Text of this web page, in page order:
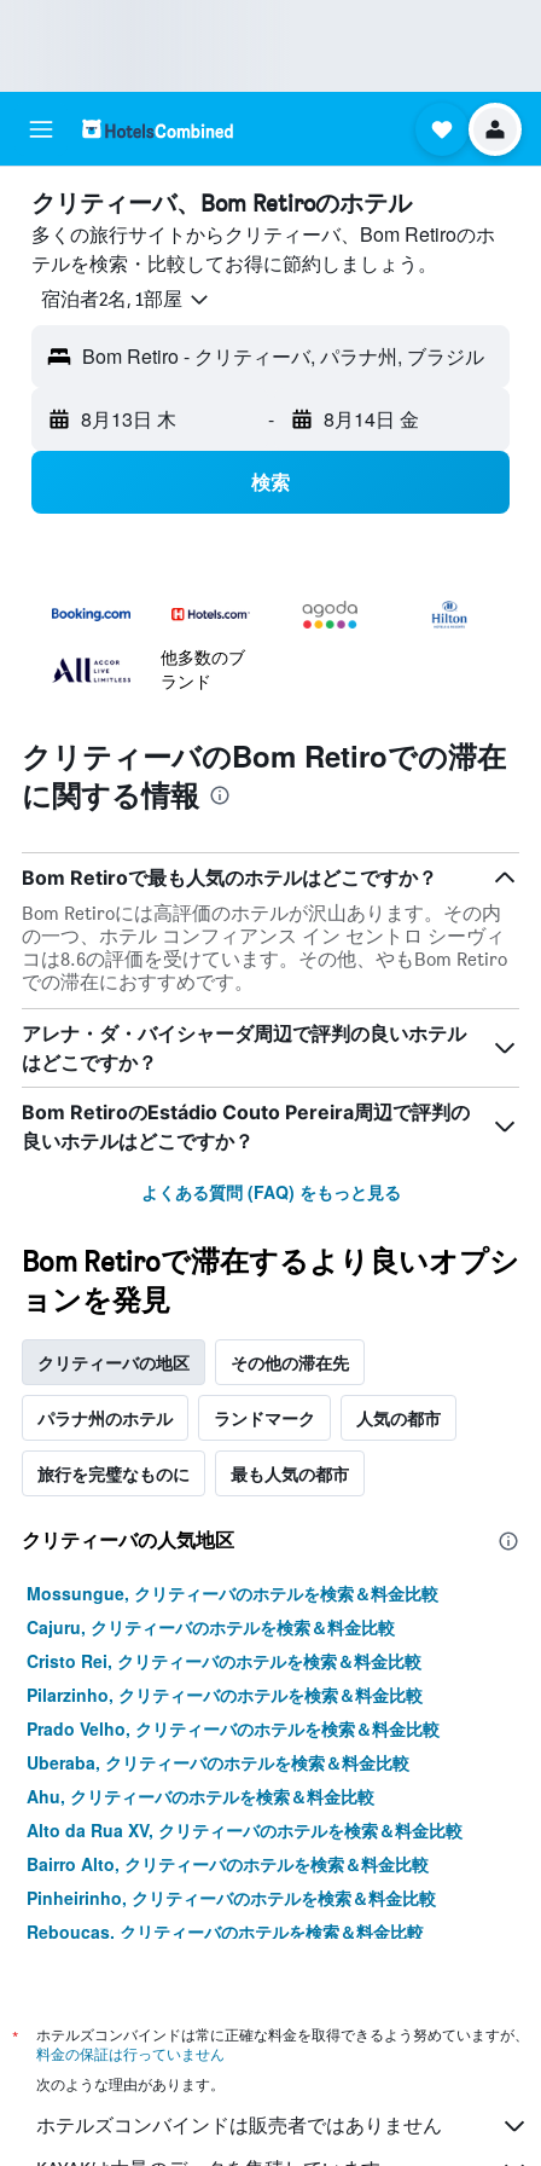
クリティーバ、Bom Retiroのホテル
多くの旅行サイトからクリティーバ、Bom Retiroのホ
テルを検索・比較してお得に節約しましょう。
宿泊者2名, 1​部屋
Bom Retiro - クリティーバ, パラナ州, ブラジル
8月13日 木 - 8月14日 金
検索
他多数のブ
ランド
クリティーバのBom Retiroでの滞在
に関する情報
Bom Retiroで最も人気のホテルはどこですか？
Bom Retiroには高評価のホテルが沢山あります。その内
の一つ、ホテル コンフィアンス イン セントロ シーヴィ
コは8.6の評価を受けています。その他、やもBom Retiro
での滞在におすすめです。
アレナ・ダ・バイシャーダ周辺で評判の良いホテル
はどこですか？
Bom RetiroのEstádio Couto Pereira周辺で評判の
良いホテルはどこですか？
よくある質問 (FAQ) をもっと見る
Bom Retiroで滞在するより良いオプシ
ョンを発見
クリティーバの地区 その他の滞在先
パラナ州のホテル ランドマーク 人気の都市
旅行を完璧なものに 最も人気の都市
クリティーバの人気地区
Mossungue, クリティーバのホテルを検索＆料金比較
Cajuru, クリティーバのホテルを検索＆料金比較
Cristo Rei, クリティーバのホテルを検索＆料金比較
Pilarzinho, クリティーバのホテルを検索＆料金比較
Prado Velho, クリティーバのホテルを検索＆料金比較
Uberaba, クリティーバのホテルを検索＆料金比較
Ahu, クリティーバのホテルを検索＆料金比較
Alto da Rua XV, クリティーバのホテルを検索＆料金比較
Bairro Alto, クリティーバのホテルを検索＆料金比較
Pinheirinho, クリティーバのホテルを検索＆料金比較
Reboucas, クリティーバのホテルを検索＆料金比較
Sao Francisco, クリティーバのホテルを検索＆料金比較
Seminario, クリティーバのホテルを検索＆料金比較
Taruma, クリティーバのホテルを検索＆料金比較
Boqueirão, クリティーバのホテルを検索＆料金比較
*
ホテルズコンバインドは常に正確な料金を取得できるよう努めていますが、
料金の保証は行っていません
次のような理由があります。
ホテルズコンバインドは販売者ではありません